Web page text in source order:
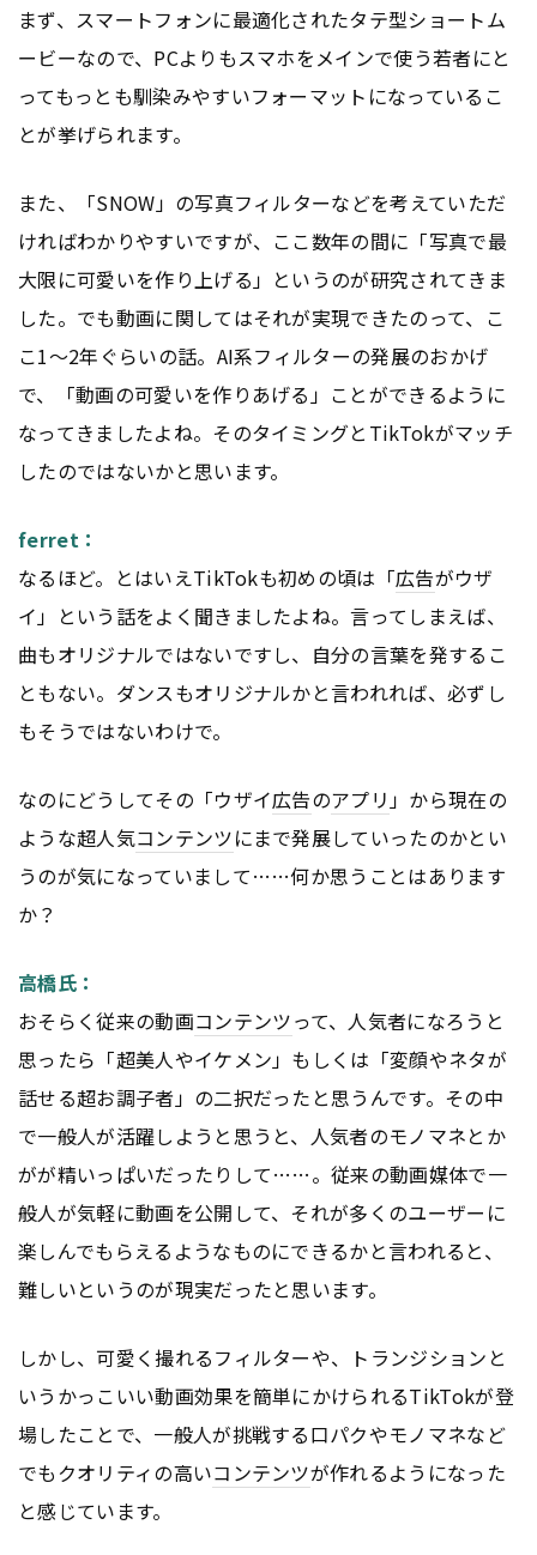
まず、スマートフォンに最適化されたタテ型ショートム
ービーなので、PCよりもスマホをメインで使う若者にと
ってもっとも馴染みやすいフォーマットになっているこ
とが挙げられます。
また、「SNOW」の写真フィルターなどを考えていただ
ければわかりやすいですが、ここ数年の間に「写真で最
大限に可愛いを作り上げる」というのが研究されてきま
した。でも動画に関してはそれが実現できたのって、こ
こ1〜2年ぐらいの話。AI系フィルターの発展のおかげ
で、「動画の可愛いを作りあげる」ことができるように
なってきましたよね。そのタイミングとTikTokがマッチ
したのではないかと思います。
ferret：
なるほど。とはいえTikTokも初めの頃は「広告がウザ
イ」という話をよく聞きましたよね。言ってしまえば、
曲もオリジナルではないですし、自分の言葉を発するこ
ともない。ダンスもオリジナルかと言われれば、必ずし
もそうではないわけで。
なのにどうしてその「ウザイ広告のアプリ」から現在の
ような超人気コンテンツにまで発展していったのかとい
うのが気になっていまして……何か思うことはあります
か？
高橋氏：
おそらく従来の動画コンテンツって、人気者になろうと
思ったら「超美人やイケメン」もしくは「変顔やネタが
話せる超お調子者」の二択だったと思うんです。その中
で一般人が活躍しようと思うと、人気者のモノマネとか
がが精いっぱいだったりして……。従来の動画媒体で一
般人が気軽に動画を公開して、それが多くのユーザーに
楽しんでもらえるようなものにできるかと言われると、
難しいというのが現実だったと思います。
しかし、可愛く撮れるフィルターや、トランジションと
いうかっこいい動画効果を簡単にかけられるTikTokが登
場したことで、一般人が挑戦する口パクやモノマネなど
でもクオリティの高いコンテンツが作れるようになった
と感じています。